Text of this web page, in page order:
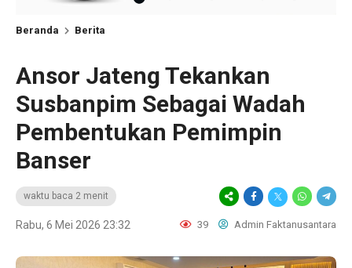
Beranda Berita
Ansor Jateng Tekankan
Susbanpim Sebagai Wadah
Pembentukan Pemimpin
Banser
waktu baca 2 menit
Rabu, 6 Mei 2026 23:32 39 Admin Faktanusantara